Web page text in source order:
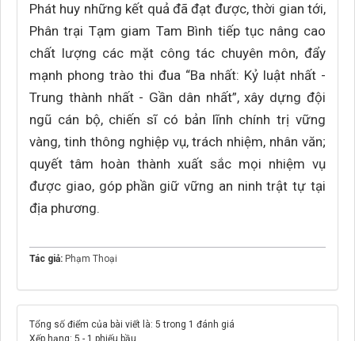
Phát huy những kết quả đã đạt được, thời gian tới,
Phân trại Tạm giam Tam Bình tiếp tục nâng cao
chất lượng các mặt công tác chuyên môn, đẩy
mạnh phong trào thi đua “Ba nhất: Kỷ luật nhất -
Trung thành nhất - Gần dân nhất”, xây dựng đội
ngũ cán bộ, chiến sĩ có bản lĩnh chính trị vững
vàng, tinh thông nghiệp vụ, trách nhiệm, nhân văn;
quyết tâm hoàn thành xuất sắc mọi nhiệm vụ
được giao, góp phần giữ vững an ninh trật tự tại
địa phương.
Tác giả: Phạm Thoại
Tổng số điểm của bài viết là: 5 trong 1 đánh giá
Xếp hạng: 5 - 1 phiếu bầu